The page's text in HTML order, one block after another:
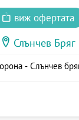
виж офертата
Слънчев Бряг
- Слънчев